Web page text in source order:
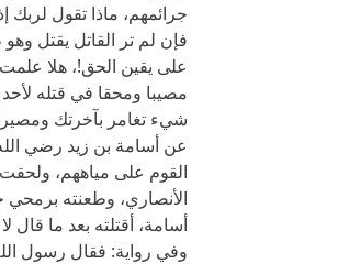
جرائمهم، ماذا تقول
فإن لم تر القاتل يقتل
على يقين الحق!، هلا علمت
مصيبا ومحقا في قتله
شيء تغامر بآخرتك
عن أسامة بن زيد رضي
القوم على مياههم، ولحقت
الأنصاري، وطعنته برمحي
أسامة، أقتلته بعد ما قال
وفي رواية: فقال رسول